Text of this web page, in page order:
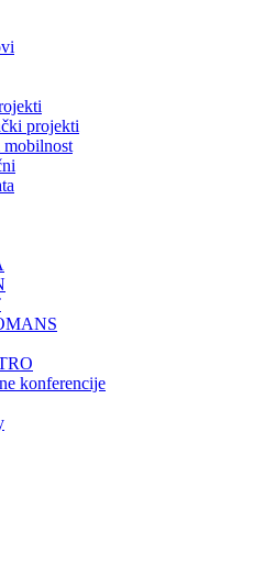
projekti
mobilnost
konferencije